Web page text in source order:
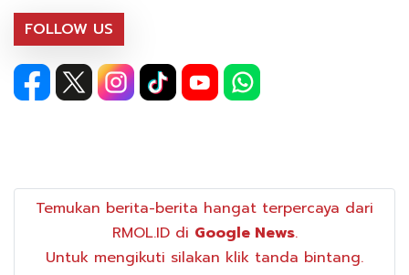
FOLLOW US
Temukan berita-berita hangat terpercaya dari
RMOL.ID di Google News.
Untuk mengikuti silakan klik tanda bintang.